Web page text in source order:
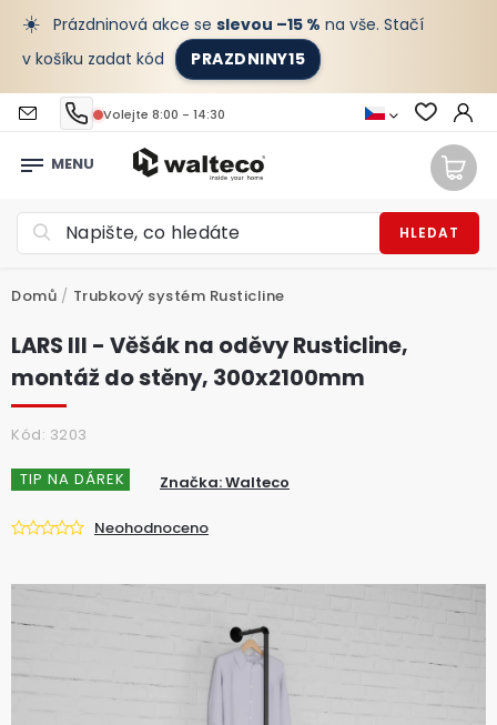
☀️ Prázdninová akce se slevou –15 % na vše. Stačí
v košíku zadat kód
PRAZDNINY15
Volejte 8:00 - 14:30
HLEDAT
Domů / Trubkový systém Rusticline
LARS III - Věšák na oděvy Rusticline,
montáž do stěny, 300x2100mm
Kód: 3203
TIP NA DÁREK
Neohodnoceno
Značka:Walteco